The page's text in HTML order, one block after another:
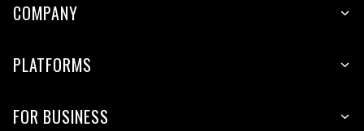
COMPANY
PLATFORMS
FOR BUSINESS